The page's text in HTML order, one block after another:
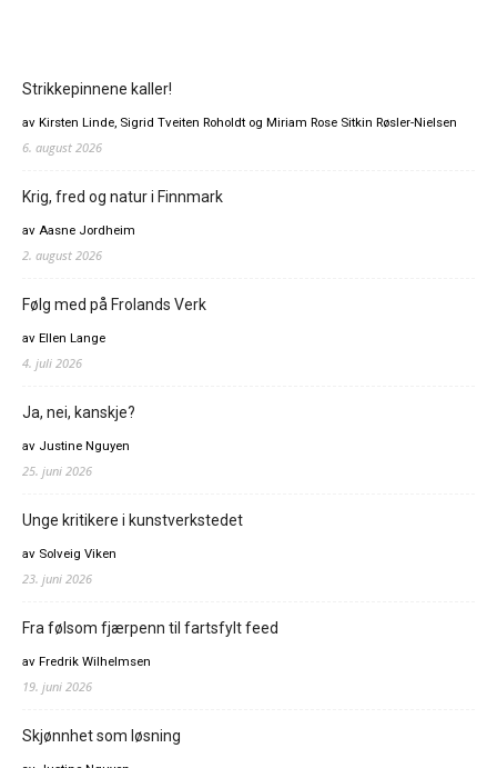
Strikkepinnene kaller!
av Kirsten Linde, Sigrid Tveiten Roholdt og Miriam Rose Sitkin Røsler-Nielsen
6. august 2026
Krig, fred og natur i Finnmark
av Aasne Jordheim
2. august 2026
Følg med på Frolands Verk
av Ellen Lange
4. juli 2026
Ja, nei, kanskje?
av Justine Nguyen
25. juni 2026
Unge kritikere i kunstverkstedet
av Solveig Viken
23. juni 2026
Fra følsom fjærpenn til fartsfylt feed
av Fredrik Wilhelmsen
19. juni 2026
Skjønnhet som løsning